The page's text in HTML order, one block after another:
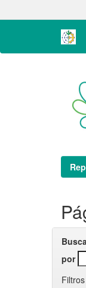
navigation
por